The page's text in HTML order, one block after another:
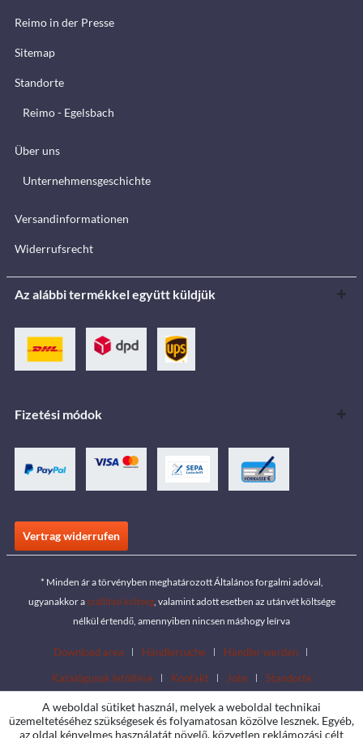
Reimo in der Presse
Sitemap
Standorte
Reimo - Egelsbach
Über uns
Unternehmensgeschichte
Versandinformationen
Widerrufsrecht
Az alábbi termékkel együtt küldjük
Fizetési módok
Vertrag widerrufen
* Minden ár a törvényben meghatározott Általános forgalmi adóval,
ugyanakkor aszállítási költség, valamint adott esetben az utánvét költsége
nélkül értendő, amennyiben nincsen máshogy leírva
Download area Händlersuche
Händler werden
Katalógusok letöltése
Kontakt Jobs Standorte
A weboldal sütiket használ, melyek a weboldal technikai
üzemeltetéséhez szükségesek és folyamatosan közölve lesznek. Egyéb,
az oldal kényelmes használatát növelő, közvetlen reklámozási célt